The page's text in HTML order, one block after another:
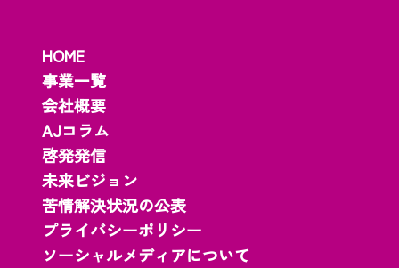
HOME
事業一覧
会社概要
AJコラム
啓発発信
未来ビジョン
苦情解決状況の公表
プライバシーポリシー
ソーシャルメディアについて